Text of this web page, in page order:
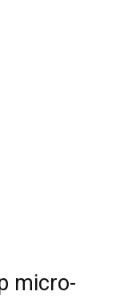
micro-